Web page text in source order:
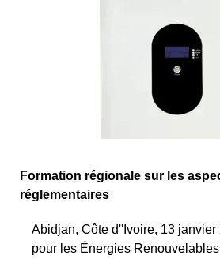
Formation régionale sur les
réglementaires
Abidjan, Côte d''Ivoire, 13 janvier
pour les Énergies